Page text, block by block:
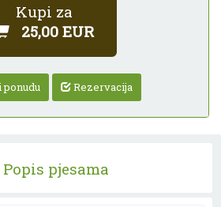
Kupi za
25,00 EUR
Rezervacija
pjesama